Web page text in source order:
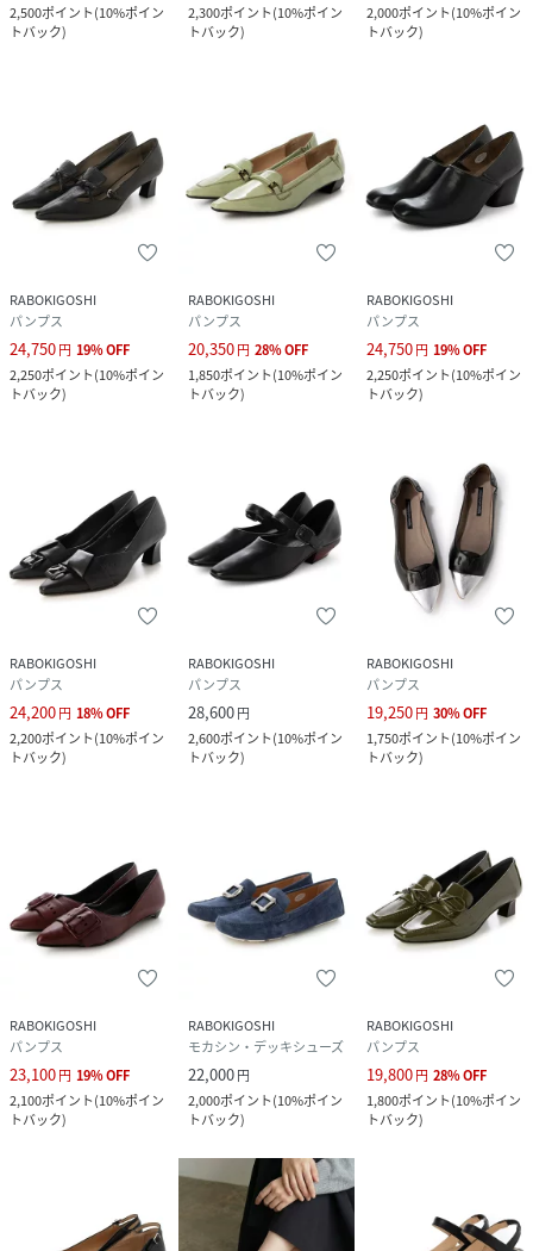
2,500ポイント(10%ポイン
トバック)
2,300ポイント(10%ポイン
トバック)
2,000ポイント(10%ポイン
トバック)
RABOKIGOSHI
パンプス
24,750円 19%OFF
2,250ポイント(10%ポイン
トバック)
RABOKIGOSHI
パンプス
20,350円 28%OFF
1,850ポイント(10%ポイン
トバック)
RABOKIGOSHI
パンプス
24,750円 19%OFF
2,250ポイント(10%ポイン
トバック)
RABOKIGOSHI
パンプス
24,200円 18%OFF
2,200ポイント(10%ポイン
トバック)
RABOKIGOSHI
パンプス
28,600円
2,600ポイント(10%ポイン
トバック)
RABOKIGOSHI
パンプス
19,250円 30%OFF
1,750ポイント(10%ポイン
トバック)
RABOKIGOSHI
パンプス
23,100円 19%OFF
2,100ポイント(10%ポイン
トバック)
RABOKIGOSHI
モカシン・デッキシューズ
22,000円
2,000ポイント(10%ポイン
トバック)
RABOKIGOSHI
パンプス
19,800円 28%OFF
1,800ポイント(10%ポイン
トバック)